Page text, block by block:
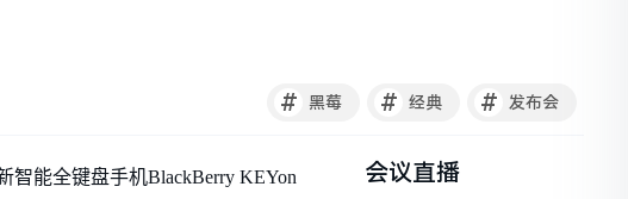
# 黑莓 # 经典 # 发布会
能全键盘手机BlackBerry KEYon
会议直播